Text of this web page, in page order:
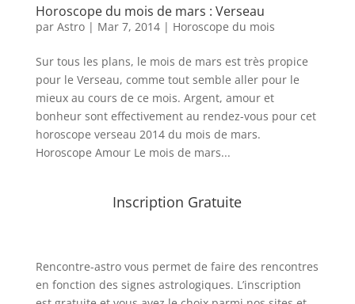
Horoscope du mois de mars : Verseau
par Astro| Mar 7, 2014| Horoscope du mois
Sur tous les plans, le mois de mars est très propice
pour le Verseau, comme tout semble aller pour le
mieux au cours de ce mois. Argent, amour et
bonheur sont effectivement au rendez-vous pour cet
horoscope verseau 2014 du mois de mars.
Horoscope Amour Le mois de mars...
Inscription Gratuite
Rencontre-astrovous permet de faire des rencontres
en fonction des signes astrologiques. L’inscription